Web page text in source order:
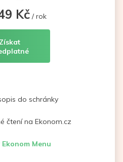
Kč / rok
Získat
do schránky
čtení na Ekonom.cz
Ekonom Menu